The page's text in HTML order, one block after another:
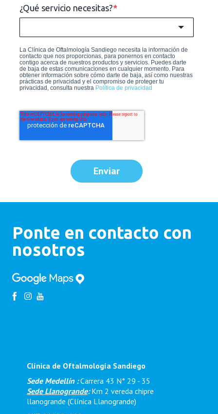
¿Qué servicio necesitas?*
La Clínica de Oftalmología Sandiego necesita la información de
contacto que nos proporcionas, para ponernos en contacto
contigo acerca de nuestros productos y servicios. Puedes darte
de baja de estas comunicaciones en cualquier momento. Para
obtener información sobre cómo darte de baja, así como nuestras
prácticas de privacidad y el compromiso de proteger tu
privacidad, consulta nuestra Política de privacidad
Enviar
Ponte en contacto con
nosotros
Clínica de Oftalmología Sandiego
Sede Medellín : Carrera 43 N° 29 - 35
Sede Llanogrande:Km 2 vereda chipre
llanogrande (Clínica Llanogrande)